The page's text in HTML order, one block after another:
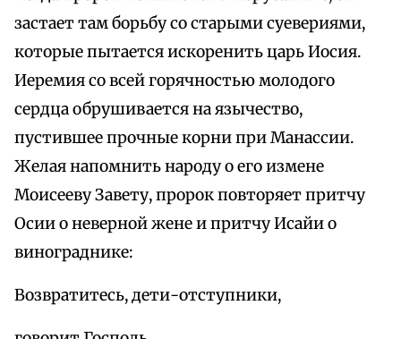
застает там борьбу со старыми суевериями,
которые пытается искоренить царь Иосия.
Иеремия со всей горячностью молодого
сердца обрушивается на язычество,
пустившее прочные корни при Манассии.
Желая напомнить народу о его измене
Моисееву Завету, пророк повторяет притчу
Осии о неверной жене и притчу Исайи о
винограднике:
Возвратитесь, дети-отступники,